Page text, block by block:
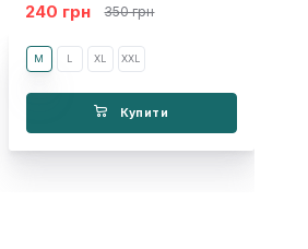
240 грн 350 грн
M L ХL ХХL
Купити